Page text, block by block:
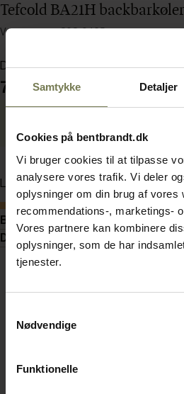
Samtykke Detaljer
Cookies på bentbrandt.dk
Vi bruger cookies til at tilpasse
analysere vores trafik. Vi deler
oplysninger om din brug af vores
recommendations-, marketings-
Vores partnere kan kombinere
oplysninger, som de har
tjenester.
Nødvendige
Funktionelle
Tefcold BA21H backbarkøler
Varenummer: 80810465
Din pris (ekskl. moms)
7.256,00 kr./stk.
Datablad
Læg i kurv
Beskrivelse
Dokumenter